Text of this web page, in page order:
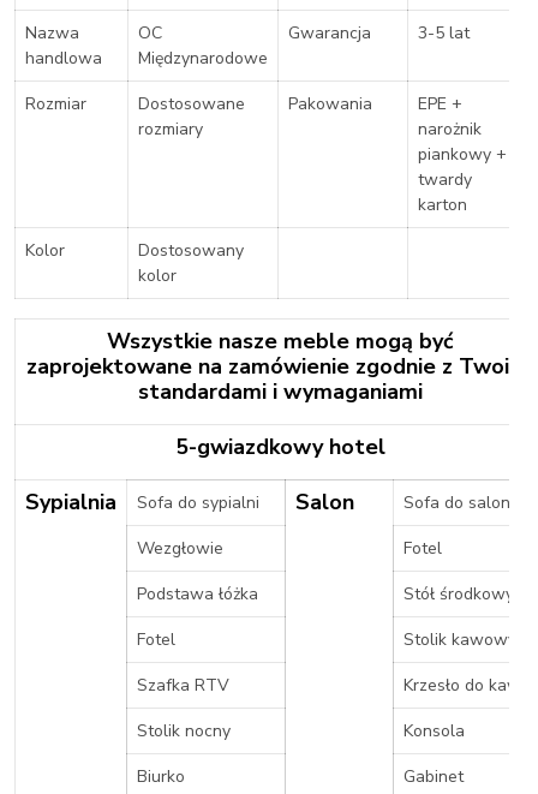
Nazwa
handlowa
OC
Międzynarodowe
Gwarancja 3-5 lat
Rozmiar
Dostosowane
rozmiary
Pakowania
EPE +
narożnik
piankowy +
twardy
karton
Kolor
Dostosowany
kolor
Wszystkie nasze meble mogą być
zaprojektowane na zamówienie zgodnie z Twoimi
standardami i wymaganiami
5-gwiazdkowy hotel
Sypialnia
Sofa do sypialni Salon
Sofa do salonu
Wezgłowie
Fotel
Podstawa łóżka
Stół środkowy
Fotel
Stolik kawowy
Szafka RTV
Krzesło do kawy
Stolik nocny
Konsola
Biurko
Gabinet